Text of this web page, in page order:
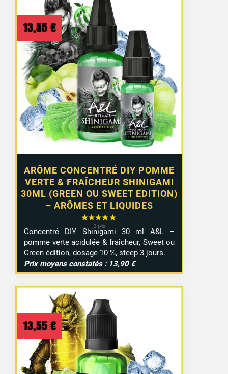
ARÔME CONCENTRÉ DIY POMME
VERTE & FRAÎCHEUR SHINIGAMI
30ML (GREEN OU SWEET EDITION)
– ARÔMES ET LIQUIDES
13,55 €
Concentré DIY Shinigami 30 ml A&L –
pomme verte acidulée & fraîcheur, Sweet ou
Green édition, dosage 10 %, steep 3 jours.
Prix moyens constatés : 13,90 €
13,55 €